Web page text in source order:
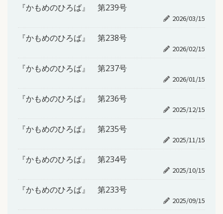
『かもめのひろば』 第239号
2026/03/15
『かもめのひろば』 第238号
2026/02/15
『かもめのひろば』 第237号
2026/01/15
『かもめのひろば』 第236号
2025/12/15
『かもめのひろば』 第235号
2025/11/15
『かもめのひろば』 第234号
2025/10/15
『かもめのひろば』 第233号
2025/09/15